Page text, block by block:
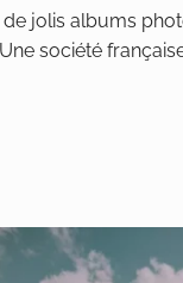
jolis albums
société